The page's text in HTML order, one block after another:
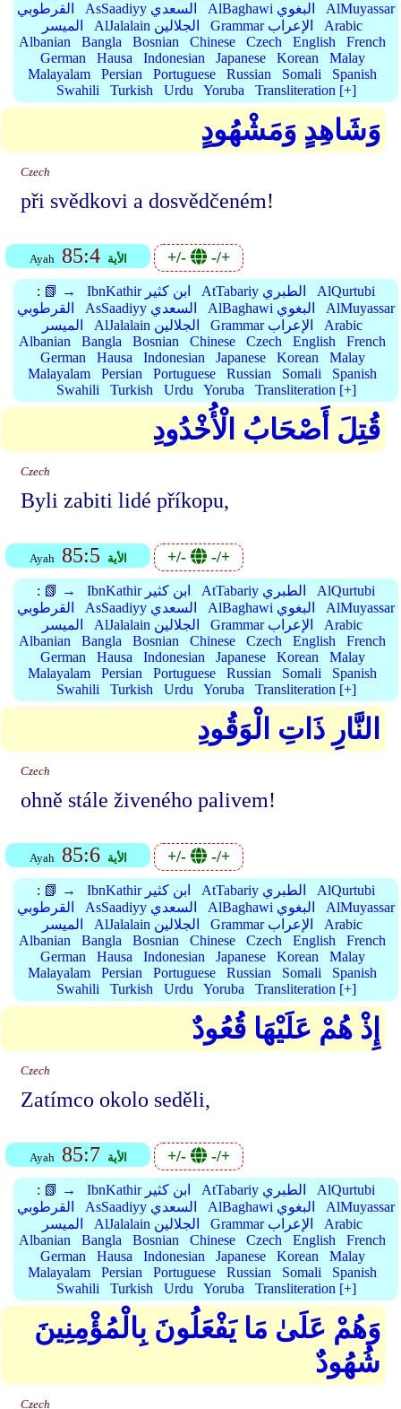
القرطوبي
AsSaadiyy السعدي AlBaghawi البغوي
AlMuyassar
الميسر
AlJalalain الجلالين Grammar الإعراب
Arabic
Albanian
Bangla Bosnian Chinese Czech English
French
German
Hausa Indonesian Japanese Korean
Malay
Malayalam
Persian Portuguese Russian Somali
Spanish
Swahili
Turkish Urdu Yoruba Transliteration [+]
وَشَاهِدٍ وَمَشْهُودٍ
Czech
při svědkovi a dosvědčeném!
Ayah 85:4 الأية +/- -/+
: 📗 → IbnKathir ابن كثير AtTabariy الطبري
AlQurtubi
القرطوبي
AsSaadiyy السعدي AlBaghawi البغوي
AlMuyassar
الميسر
AlJalalain الجلالين Grammar الإعراب
Arabic
Albanian
Bangla Bosnian Chinese Czech English
French
German
Hausa Indonesian Japanese Korean
Malay
Malayalam
Persian Portuguese Russian Somali
Spanish
Swahili
Turkish Urdu Yoruba Transliteration [+]
قُتِلَ أَصْحَابُ الْأُخْدُودِ
Czech
Byli zabiti lidé příkopu,
Ayah 85:5 الأية +/- -/+
: 📗 → IbnKathir ابن كثير AtTabariy الطبري
AlQurtubi
القرطوبي
AsSaadiyy السعدي AlBaghawi البغوي
AlMuyassar
الميسر
AlJalalain الجلالين Grammar الإعراب
Arabic
Albanian
Bangla Bosnian Chinese Czech English
French
German
Hausa Indonesian Japanese Korean
Malay
Malayalam
Persian Portuguese Russian Somali
Spanish
Swahili
Turkish Urdu Yoruba Transliteration [+]
النَّارِ ذَاتِ الْوَقُودِ
Czech
ohně stále živeného palivem!
Ayah 85:6 الأية +/- -/+
: 📗 → IbnKathir ابن كثير AtTabariy الطبري
AlQurtubi
القرطوبي
AsSaadiyy السعدي AlBaghawi البغوي
AlMuyassar
الميسر
AlJalalain الجلالين Grammar الإعراب
Arabic
Albanian
Bangla Bosnian Chinese Czech English
French
German
Hausa Indonesian Japanese Korean
Malay
Malayalam
Persian Portuguese Russian Somali
Spanish
Swahili
Turkish Urdu Yoruba Transliteration [+]
إِذْ هُمْ عَلَيْهَا قُعُودٌ
Czech
Zatímco okolo seděli,
Ayah 85:7 الأية +/- -/+
: 📗 → IbnKathir ابن كثير AtTabariy الطبري
AlQurtubi
القرطوبي
AsSaadiyy السعدي AlBaghawi البغوي
AlMuyassar
الميسر
AlJalalain الجلالين Grammar الإعراب
Arabic
Albanian
Bangla Bosnian Chinese Czech English
French
German
Hausa Indonesian Japanese Korean
Malay
Malayalam
Persian Portuguese Russian Somali
Spanish
Swahili
Turkish Urdu Yoruba Transliteration [+]
وَهُمْ عَلَىٰ مَا يَفْعَلُونَ بِالْمُؤْمِنِينَ
شُهُودٌ
Czech